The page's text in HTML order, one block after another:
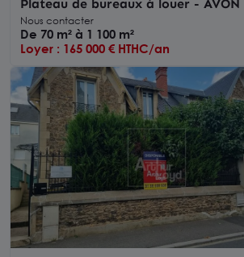
Plateau de bureaux à louer - AVON
Nous contacter
De 70 m² à 1 100 m²
Loyer : 165 000 € HTHC/an